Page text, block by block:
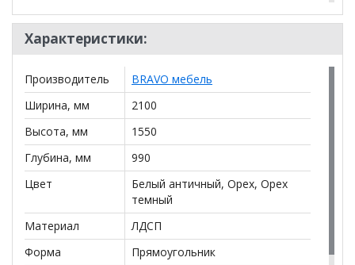
Матрасы в стоимость не входят
(заказываются дополнительно)
*Дополнительную информацию о том, как купить
Кровать двухъярусная Джуниор с основанием
уточняйте у нашего менеджера по телефону
+79292022735
**Цены на официальном сайте
действительны только для интернет-магазинаи
могут отличаться от цен в розничных магазинах-
Характеристики:
Производитель
BRAVO мебель
Ширина, мм
2100
Высота, мм
1550
Глубина, мм
990
Цвет
Белый античный, Орех, Орех
темный
Материал
ЛДСП
Форма
Прямоугольник